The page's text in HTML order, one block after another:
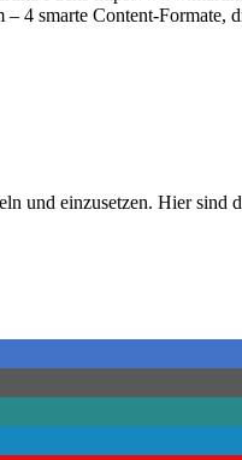
– 4 smarte Content-
und einzusetzen. Hier sind